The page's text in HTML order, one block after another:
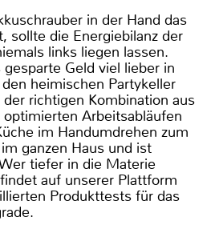
in der Hand das
sollte die Energiebilanz der
links liegen lassen.
Geld viel lieber in
heimischen Partykeller
richtigen Kombination aus
Arbeitsabläufen
im Handumdrehen zum
ganzen Haus und ist
tiefer in die Materie
auf unserer Plattform
Produkttests für das